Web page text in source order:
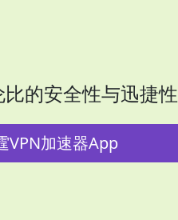
的安全性与迅捷性
VPN加速器App